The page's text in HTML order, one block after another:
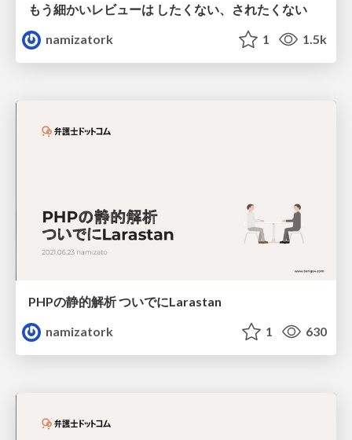
もう細かいレビューは したくない、されたくない
namizatork
1 1.5k
PHPの静的解析 ついでにLarastan
namizatork
1 630